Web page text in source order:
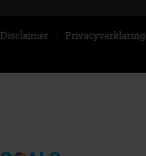
Disclaimer Privacyverklaring